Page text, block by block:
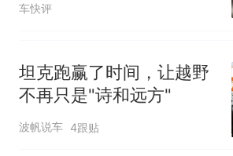
车快评
坦克跑赢了时间，让越野
不再只是"诗和远方"
波帆说车 4跟贴